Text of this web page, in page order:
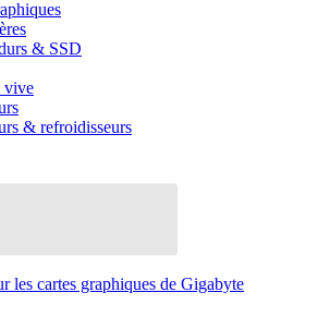
& SSD
vive
& refroidisseurs
les cartes graphiques de Gigabyte